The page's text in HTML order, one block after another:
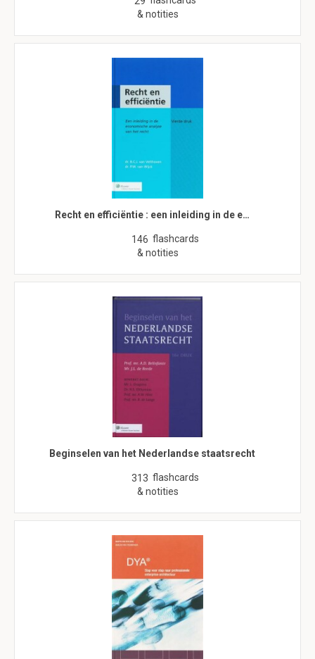
& notities
Recht en efficiëntie : een inleiding in de e…
146 flashcards
& notities
Beginselen van het Nederlandse staatsrecht
313 flashcards
& notities